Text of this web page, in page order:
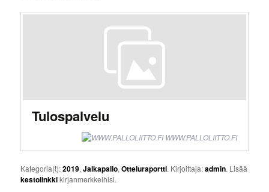
Tulospalvelu
WWW.PALLOLIITTO.FI
Kategoria(t):2019,Jalkapallo,Otteluraportti. Kirjoittaja:admin. Lisää
kestolinkkikirjanmerkkeihisi.